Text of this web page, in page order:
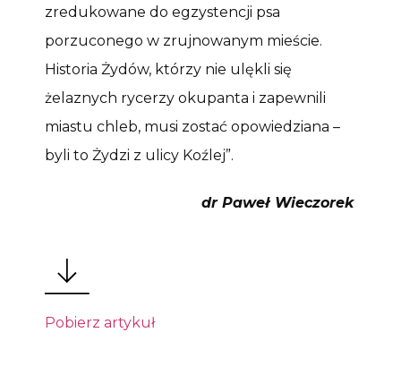
zredukowane do egzystencji psa
porzuconego w zrujnowanym mieście.
Historia Żydów, którzy nie ulękli się
żelaznych rycerzy okupanta i zapewnili
miastu chleb, musi zostać opowiedziana –
byli to Żydzi z ulicy Koźlej”.
dr Paweł Wieczorek
Pobierz artykuł